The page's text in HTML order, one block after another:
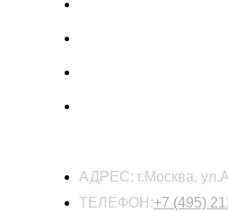
АДРЕС: г.Москва,
ТЕЛЕФОН:+7 (495)